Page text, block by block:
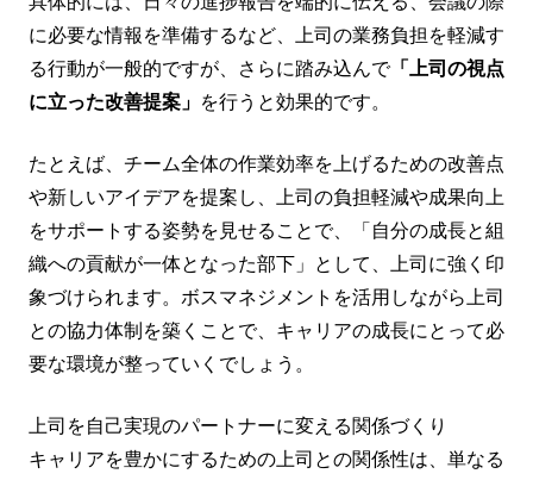
に必要な情報を準備するなど、上司の業務負担を軽減す
る行動が一般的ですが、さらに踏み込んで「上司の視点
に立った改善提案」 を行うと効果的です。
たとえば、チーム全体の作業効率を上げるための改善点
や新しいアイデアを提案し、上司の負担軽減や成果向上
をサポートする姿勢を見せることで、「自分の成長と組
織への貢献が一体となった部下」として、上司に強く印
象づけられます。ボスマネジメントを活用しながら上司
との協力体制を築くことで、キャリアの成長にとって必
要な環境が整っていくでしょう。
上司を自己実現のパートナーに変える関係づくり
キャリアを豊かにするための上司との関係性は、単なる